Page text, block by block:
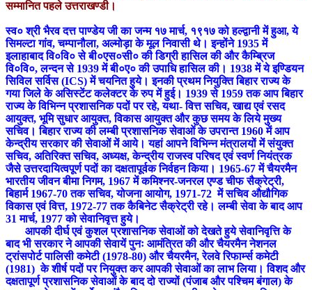
सम्मानित पहले उत्तराखण्डी।
स्व० श्री भैरव दत्त पाण्डेय जी का जन्म १७ मार्च, १९१७ को हल्द्वानी में हुआ, ये
सिमल्टा गांव, चम्पानौला, अल्मोड़ा के मूल निवासी थे। इन्होंने 1935 में
इलाहाबाद वि०वि० से बी०एस०सी० की डिग्री हासिल की और कैम्ब्रिज
वि०वि०, लन्दन से 1939 में बी०ए० की उपाधि हासिल की। 1938 में ये इण्डियन
सिविल सर्विस (ICS) में चयनित हुये। इनकी प्रथम नियुक्ति बिहार राज्य के
गया जिले के असिस्टेंट कलेक्टर के रुप में हुई। 1939 से 1959 तक आप बिहार
राज्य के विभिन्न प्रशासनिक पदों पर रहे, यथा- वित्त सचिव, खाद्य एवं रसद
आयुक्त, भूमि सुधार आयुक्त, विकास आयुक्त और कुछ समय के लिये मुख्य
सचिव। बिहार राज्य की लम्बी प्रशासनिक सेवाओं के उपरान्त 1960 में आप
केन्द्रीय सरकार की सेवाओं में आये। यहां आपने विभिन्न मंत्रालयों में संयुक्त
सचिव, अतिरिक्त सचिव, अध्यक्ष, केन्द्रीय राजस्व परिषद एवं स्वर्ण नियंत्रक
जैसे उत्तरदायित्वपूर्ण पदों का दक्षतापूर्वक निर्वहन किया। 1965-67 में चैयरमैन
भारतीय जीवन बीमा निगम, 1967 में कमिश्नर-जनरल एण्ड चीफ सैक्रेट्री,
बिहार्म 1967-70 तक सचिव, योजना आयोग, 1971-72 में सचिव औद्यौगिक
विकास एवं वित्त, 1972-77 तक कैबिनेट सैक्रेट्री रहे। लम्बी सेवा के बाद आप
31 मार्च, 1977 को सेवानिवृत्त हुये।
आपकी दीर्घ एवं कुशल प्रशासनिक सेवाओं को देखते हुये सेवानिवृत्ति के
बाद भी सरकार ने आपकी सेवायें पुनः आमंत्रित की और चैयरमैन नेशनल
ट्रांसपोर्ट पालिसी कमेटी (1978-80) और चैयरमैन, रेलवे रिफार्म्स कमेटी
(1981) के शीर्ष पदों पर नियुक्त कर आपकी सेवाओं का लाभ लिया। विशद और
दक्षतापूर्ण प्रशासनिक सेवाओं के बाद दो राज्यों (पंजाब और पश्चिम बंगाल) के